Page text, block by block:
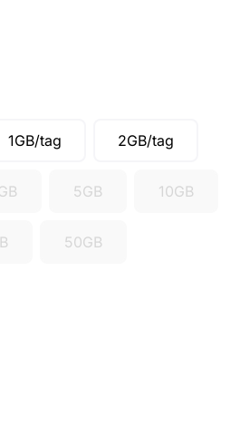
1GB/tag 2GB/tag
5GB 10GB
50GB